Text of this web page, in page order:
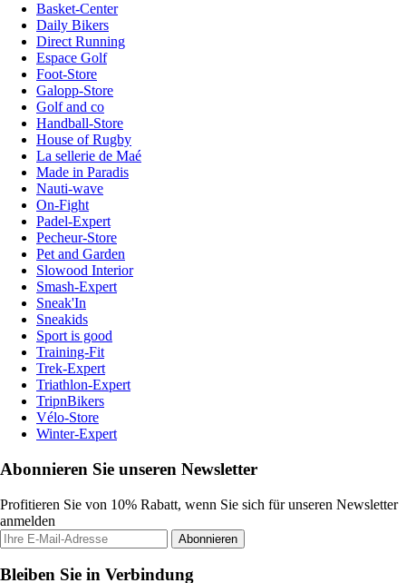
Basket-Center
Daily Bikers
Direct Running
Espace Golf
Foot-Store
Galopp-Store
Golf and co
Handball-Store
House of Rugby
La sellerie de Maé
Made in Paradis
Nauti-wave
On-Fight
Padel-Expert
Pecheur-Store
Pet and Garden
Slowood Interior
Smash-Expert
Sneak'In
Sneakids
Sport is good
Training-Fit
Trek-Expert
Triathlon-Expert
TripnBikers
Vélo-Store
Winter-Expert
Abonnieren Sie unseren Newsletter
Profitieren Sie von 10% Rabatt, wenn Sie sich für unseren Newsletter
anmelden
Abonnieren
Bleiben Sie in Verbindung